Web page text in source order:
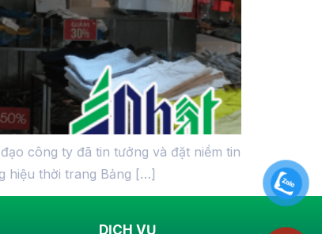
công ty đã tin tưởng và đặt niềm tin
hiệu thời trang Bảng […]
DỊCH VỤ